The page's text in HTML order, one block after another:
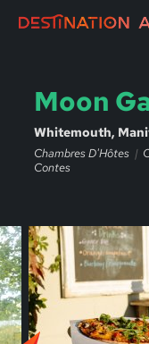
Moon
Whitemouth,
Chambres D'Hôtes
Contes